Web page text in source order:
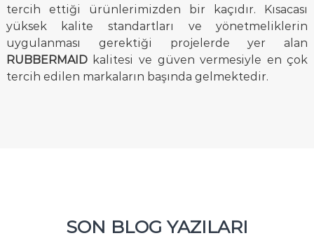
tercih ettiği ürünlerimizden bir kaçıdır. Kısacası
yüksek kalite standartları ve yönetmeliklerin
uygulanması gerektiği projelerde yer alan
RUBBERMAIDkalitesi ve güven vermesiyle en çok
tercih edilen markaların başında gelmektedir.
SON BLOG YAZILARI